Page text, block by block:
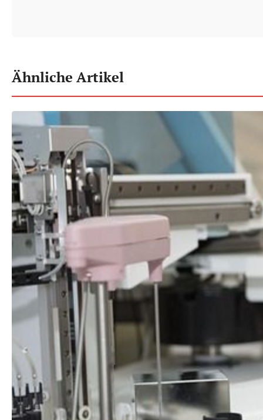
Ähnliche Artikel